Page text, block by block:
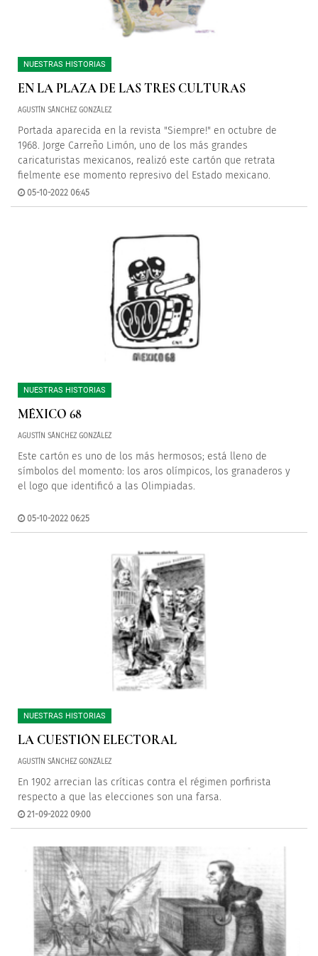
NUESTRAS HISTORIAS
EN LA PLAZA DE LAS TRES CULTURAS
AGUSTÍN SÁNCHEZ GONZÁLEZ
Portada aparecida en la revista "Siempre!" en octubre de
1968. Jorge Carreño Limón, uno de los más grandes
caricaturistas mexicanos, realizó este cartón que retrata
fielmente ese momento represivo del Estado mexicano.
05-10-2022 06:45
NUESTRAS HISTORIAS
MÉXICO 68
AGUSTÍN SÁNCHEZ GONZÁLEZ
Este cartón es uno de los más hermosos; está lleno de
símbolos del momento: los aros olímpicos, los granaderos y
el logo que identificó a las Olimpiadas.
05-10-2022 06:25
NUESTRAS HISTORIAS
LA CUESTIÓN ELECTORAL
AGUSTÍN SÁNCHEZ GONZÁLEZ
En 1902 arrecian las críticas contra el régimen porfirista
respecto a que las elecciones son una farsa.
21-09-2022 09:00